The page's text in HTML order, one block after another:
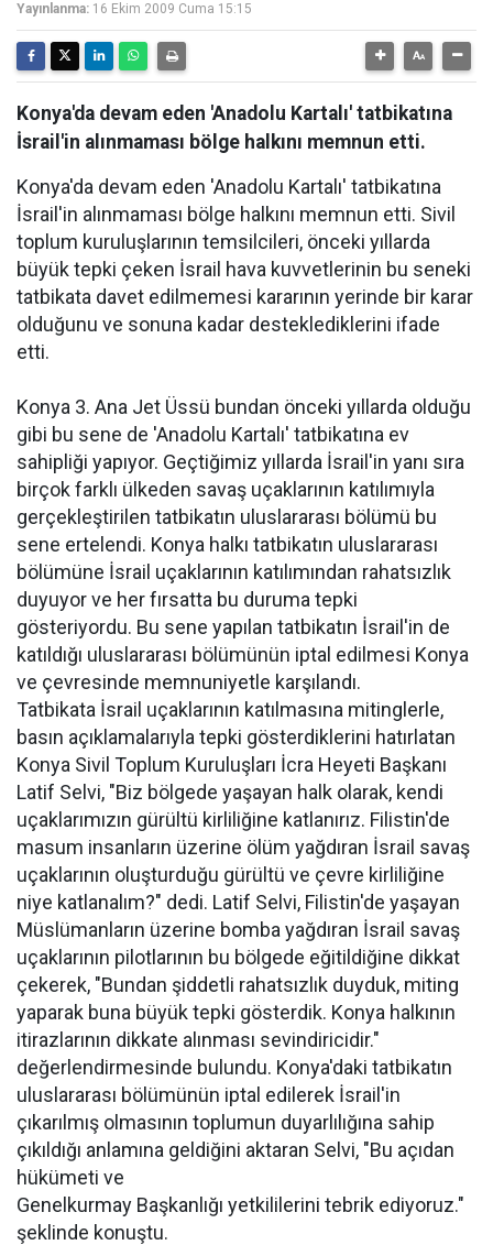
Yayınlanma: 16 Ekim 2009 Cuma 15:15
Konya'da devam eden 'Anadolu Kartalı' tatbikatına
İsrail'in alınmaması bölge halkını memnun etti.
Konya'da devam eden 'Anadolu Kartalı' tatbikatına
İsrail'in alınmaması bölge halkını memnun etti. Sivil
toplum kuruluşlarının temsilcileri, önceki yıllarda
büyük tepki çeken İsrail hava kuvvetlerinin bu seneki
tatbikata davet edilmemesi kararının yerinde bir karar
olduğunu ve sonuna kadar desteklediklerini ifade
etti.
Konya 3. Ana Jet Üssü bundan önceki yıllarda olduğu
gibi bu sene de 'Anadolu Kartalı' tatbikatına ev
sahipliği yapıyor. Geçtiğimiz yıllarda İsrail'in yanı sıra
birçok farklı ülkeden savaş uçaklarının katılımıyla
gerçekleştirilen tatbikatın uluslararası bölümü bu
sene ertelendi. Konya halkı tatbikatın uluslararası
bölümüne İsrail uçaklarının katılımından rahatsızlık
duyuyor ve her fırsatta bu duruma tepki
gösteriyordu. Bu sene yapılan tatbikatın İsrail'in de
katıldığı uluslararası bölümünün iptal edilmesi Konya
ve çevresinde memnuniyetle karşılandı.
Tatbikata İsrail uçaklarının katılmasına mitinglerle,
basın açıklamalarıyla tepki gösterdiklerini hatırlatan
Konya Sivil Toplum Kuruluşları İcra Heyeti Başkanı
Latif Selvi, "Biz bölgede yaşayan halk olarak, kendi
uçaklarımızın gürültü kirliliğine katlanırız. Filistin'de
masum insanların üzerine ölüm yağdıran İsrail savaş
uçaklarının oluşturduğu gürültü ve çevre kirliliğine
niye katlanalım?" dedi. Latif Selvi, Filistin'de yaşayan
Müslümanların üzerine bomba yağdıran İsrail savaş
uçaklarının pilotlarının bu bölgede eğitildiğine dikkat
çekerek, "Bundan şiddetli rahatsızlık duyduk, miting
yaparak buna büyük tepki gösterdik. Konya halkının
itirazlarının dikkate alınması sevindiricidir."
değerlendirmesinde bulundu. Konya'daki tatbikatın
uluslararası bölümünün iptal edilerek İsrail'in
çıkarılmış olmasının toplumun duyarlılığına sahip
çıkıldığı anlamına geldiğini aktaran Selvi, "Bu açıdan
hükümeti ve
Genelkurmay Başkanlığı yetkililerini tebrik ediyoruz."
şeklinde konuştu.